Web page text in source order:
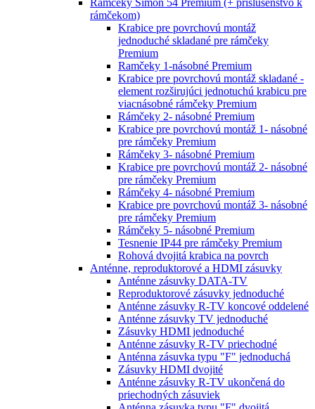
Rámčeky Simon 54 Premium (+ príslušenstvo k
rámčekom)
Krabice pre povrchovú montáž
jednoduché skladané pre rámčeky
Premium
Ramčeky 1-násobné Premium
Krabice pre povrchovú montáž skladané -
element rozširujúci jednotuchú krabicu pre
viacnásobné rámčeky Premium
Rámčeky 2- násobné Premium
Krabice pre povrchovú montáž 1- násobné
pre rámčeky Premium
Rámčeky 3- násobné Premium
Krabice pre povrchovú montáž 2- násobné
pre rámčeky Premium
Rámčeky 4- násobné Premium
Krabice pre povrchovú montáž 3- násobné
pre rámčeky Premium
Rámčeky 5- násobné Premium
Tesnenie IP44 pre rámčeky Premium
Rohová dvojitá krabica na povrch
Anténne, reproduktorové a HDMI zásuvky
Anténne zásuvky DATA-TV
Reproduktorové zásuvky jednoduché
Anténne zásuvky R-TV koncové oddelené
Anténne zásuvky TV jednoduché
Zásuvky HDMI jednoduché
Anténne zásuvky R-TV priechodné
Anténna zásuvka typu "F" jednoduchá
Zásuvky HDMI dvojité
Anténne zásuvky R-TV ukončená do
priechodných zásuviek